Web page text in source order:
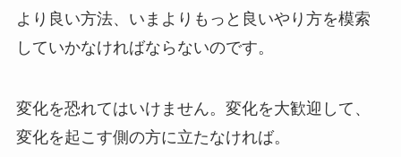
より良い方法、いまよりもっと良いやり方を模索
していかなければならないのです。
変化を恐れてはいけません。変化を大歓迎して、
変化を起こす側の方に立たなければ。